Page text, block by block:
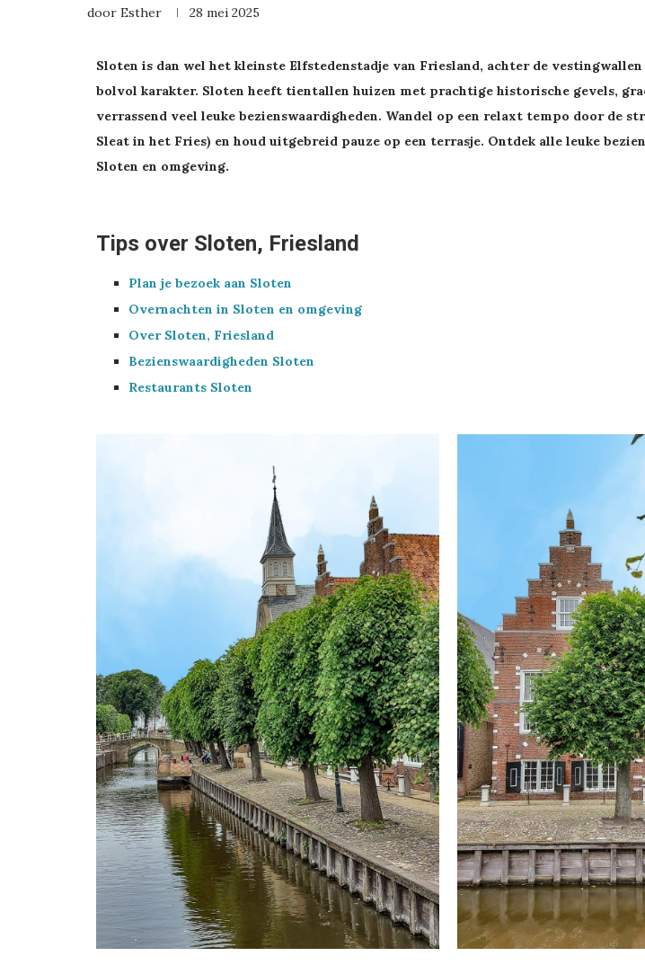
door Esther 28 mei 2025
Sloten is dan wel het kleinste Elfstedenstadje van Friesland, achter de
bolvol karakter. Sloten heeft tientallen huizen met prachtige historische gevels,
verrassend veel leuke bezienswaardigheden. Wandel op een relaxt tempo door de
Sleat in het Fries) en houd uitgebreid pauze op een terrasje. Ontdek alle leuke
Sloten en omgeving.
Tips over Sloten, Friesland
Plan je bezoek aan Sloten
Overnachten in Sloten en omgeving
Over Sloten, Friesland
Bezienswaardigheden Sloten
Restaurants Sloten